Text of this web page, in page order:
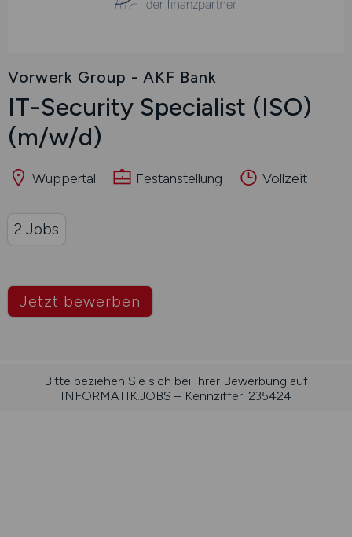
Vorwerk Group - AKF Bank
IT-Security Specialist (ISO)
(m/w/d)
Wuppertal Festanstellung Vollzeit
Jetzt bewerben
2 Jobs
Bitte beziehen Sie sich bei Ihrer Bewerbung auf
INFORMATIK.JOBS – Kennziffer: 235424